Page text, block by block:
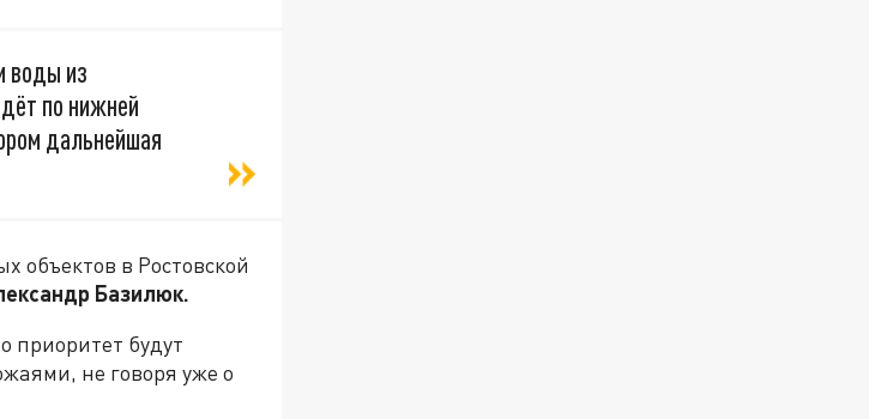
воды из
по нижней
дальнейшая
объектов в Ростовской
Базилюк.
приоритет будут
не говоря уже о